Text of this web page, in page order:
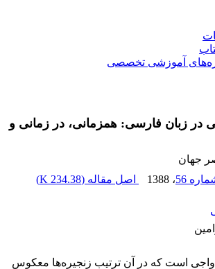
آموزشی تخصصی
زبان فارسی: همزمانی، در زمانی و
جهان
، 1388 اصل مقاله (234.38 K
)
است که در آن ترتیب زنجیره‌ها معکوس